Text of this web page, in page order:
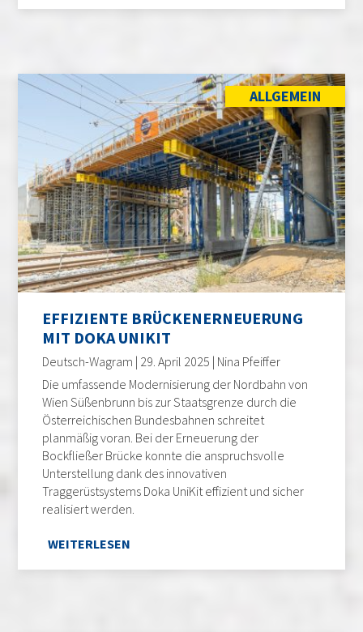
ALLGEMEIN
EFFIZIENTE BRÜCKENERNEUERUNG
MIT DOKA UNIKIT
Deutsch-Wagram | 29. April 2025 | Nina Pfeiffer
Die umfassende Modernisierung der Nordbahn von
Wien Süßenbrunn bis zur Staatsgrenze durch die
Österreichischen Bundesbahnen schreitet
planmäßig voran. Bei der Erneuerung der
Bockfließer Brücke konnte die anspruchsvolle
Unterstellung dank des innovativen
Traggerüstsystems Doka UniKit effizient und sicher
realisiert werden.
WEITERLESEN